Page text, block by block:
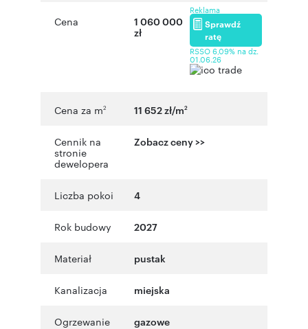
Cena
1 060 000
zł
Reklama
Sprawdź
ratę
RSSO 6,09% na dz.
01.06.26
Cena za m2 11 652 zł/m2
Cennik na
stronie
dewelopera
Zobacz ceny >>
Liczba pokoi 4
Rok budowy 2027
Materiał pustak
Kanalizacja miejska
Ogrzewanie gazowe